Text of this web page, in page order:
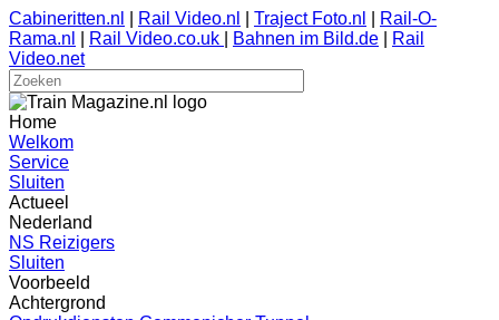
Cabineritten.nl Rail Video.nl Traject Foto.nl
Rail-O-
Rama.nl
Rail Video.co.uk Bahnen im Bild.de
Rail
Video.net
Home
Welkom
Service
Sluiten
Actueel
Nederland
NS Reizigers
Sluiten
Voorbeeld
Achtergrond